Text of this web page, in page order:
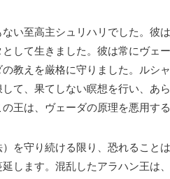
い至高主シュリハリでした。彼
して生きました。彼は常にヴェ
教えを厳格に守りました。ルシ
て、果てしない瞑想を行い、あ
王は、ヴェーダの原理を悪用す
を守り続ける限り、恐れること
します。混乱したアラハン王は